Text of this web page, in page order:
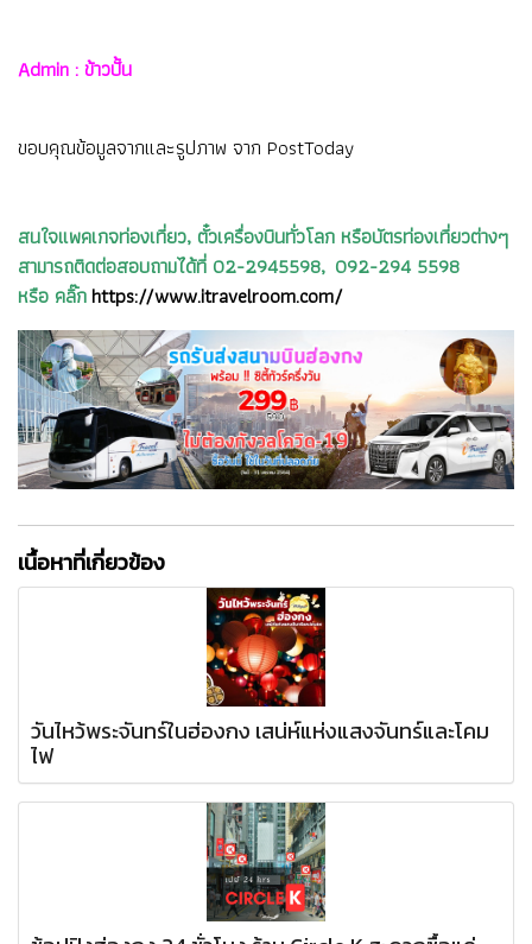
Admin : ข้าวปั้น
ขอบคุณข้อมูลจากและรูปภาพ จาก PostToday
สนใจแพคเกจท่องเที่ยว, ตั๋วเครื่องบินทั่วโลก หรือบัตรท่องเที่ยวต่างๆ
สามารถติดต่อสอบถามได้ที่ 02-2945598, 092-294 5598
หรือ คลิ๊กhttps://www.itravelroom.com/
เนื้อหาที่เกี่ยวข้อง
วันไหว้พระจันทร์ในฮ่องกง เสน่ห์แห่งแสงจันทร์และโคม
ไฟ